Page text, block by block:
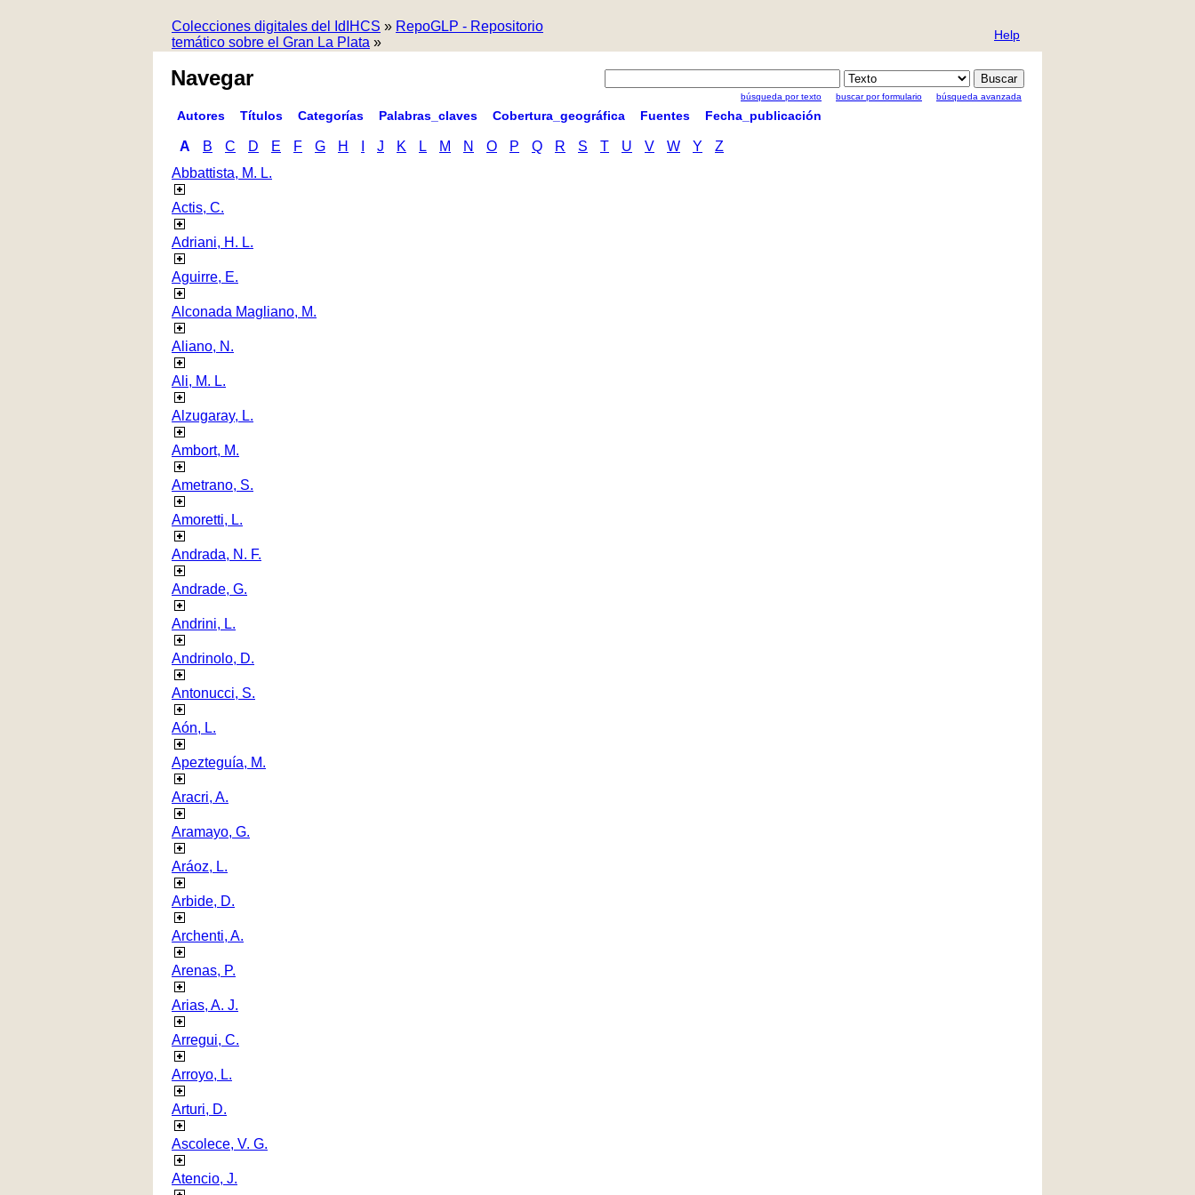
Colecciones digitales del IdIHCS » RepoGLP - Repositorio
temático sobre el Gran La Plata » Help
Navegar
búsqueda por texto buscar por formulario búsqueda avanzada
Autores Títulos Categorías Palabras_claves Cobertura_geográfica Fuentes Fecha_publicación
A B C D E F G H J K L M N O P Q R S T U V W Y
Z
Abbattista, M. L.
Actis, C.
Adriani, H. L.
Aguirre, E.
Alconada Magliano, M.
Aliano, N.
Ali, M. L.
Alzugaray, L.
Ambort, M.
Ametrano, S.
Amoretti, L.
Andrada, N. F.
Andrade, G.
Andrini, L.
Andrinolo, D.
Antonucci, S.
Aón, L.
Apezteguía, M.
Aracri, A.
Aramayo, G.
Aráoz, L.
Arbide, D.
Archenti, A.
Arenas, P.
Arias, A. J.
Arregui, C.
Arroyo, L.
Arturi, D.
Ascolece, V. G.
Atencio, J.